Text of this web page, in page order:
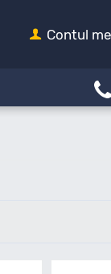
Contul